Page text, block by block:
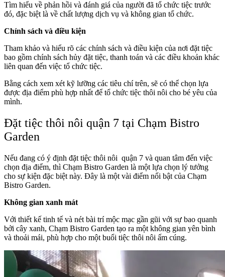
Tìm hiểu về phản hồi và đánh giá của người đã tổ chức tiệc trước
đó, đặc biệt là về chất lượng dịch vụ và không gian tổ chức.
Chính sách và điều kiện
Tham khảo và hiểu rõ các chính sách và điều kiện của nơi đặt tiệc
bao gồm chính sách hủy đặt tiệc, thanh toán và các điều khoản khác
liên quan đến việc tổ chức tiệc.
Bằng cách xem xét kỹ lưỡng các tiêu chí trên, sẽ có thể chọn lựa
được địa điểm phù hợp nhất để tổ chức tiệc thôi nôi cho bé yêu của
mình.
Đặt tiệc thôi nôi quận 7 tại Chạm Bistro
Garden
Nếu đang có ý định đặt tiệc thôi nôi quận 7 và quan tâm đến việc
chọn địa điểm, thì Chạm Bistro Garden là một lựa chọn lý tưởng
cho sự kiện đặc biệt này. Đây là một vài điểm nổi bật của Chạm
Bistro Garden.
Không gian xanh mát
Với thiết kế tinh tế và nét bài trí mộc mạc gần gũi với sự bao quanh
bởi cây xanh, Chạm Bistro Garden tạo ra một không gian yên bình
và thoải mái, phù hợp cho một buổi tiệc thôi nôi ấm cúng.